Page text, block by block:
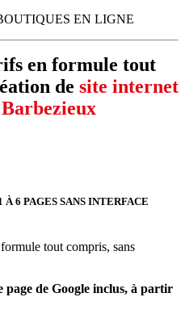
EN LIGNE
en formule tout
de site internet
6 PAGES SANS INTERFACE
tout compris, sans
page de Google inclus, à partir